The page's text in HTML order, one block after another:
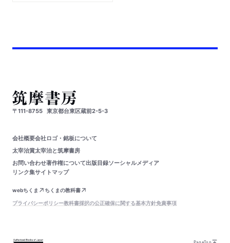
〒111-8755 東京都台東区蔵前2-5-3
会社概要会社ロゴ・銘板について
太宰治賞太宰治と筑摩書房
お問い合わせ著作権について出版目録ソーシャルメディア
リンク集サイトマップ
webちくま
ちくまの教科書
プライバシーポリシー教科書採択の公正確保に関する基本方針免責事項